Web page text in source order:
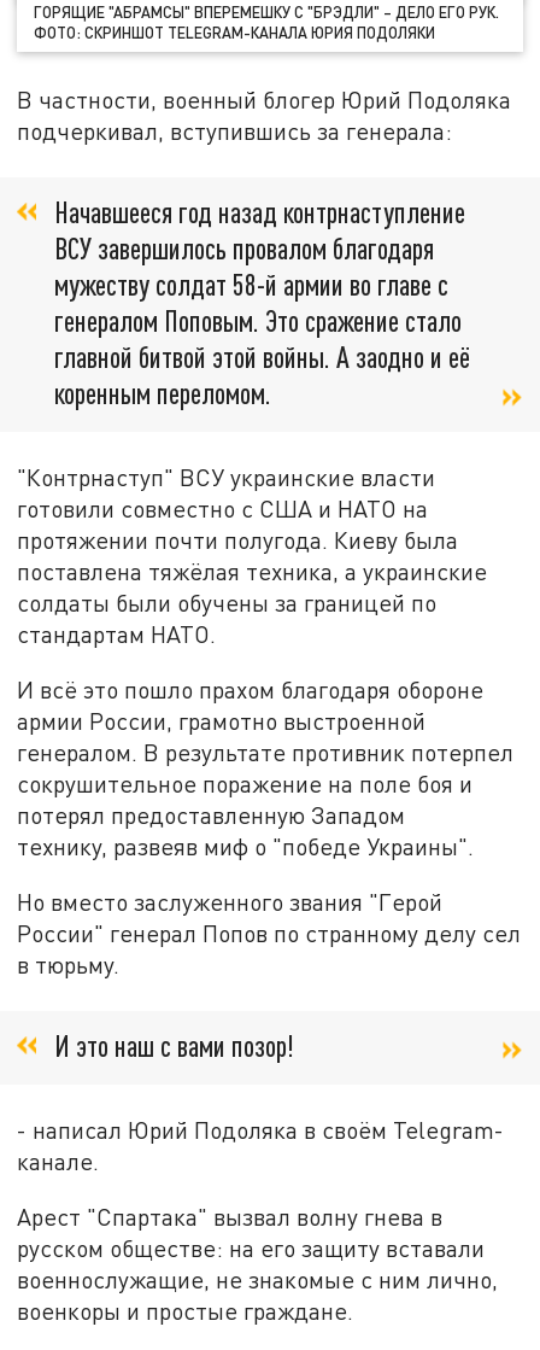
ГОРЯЩИЕ "АБРАМСЫ" ВПЕРЕМЕШКУ С "БРЭДЛИ" – ДЕЛО ЕГО РУК.
ФОТО: СКРИНШОТ TELEGRAM-КАНАЛА ЮРИЯ ПОДОЛЯКИ
В частности, военный блогер Юрий Подоляка
подчеркивал, вступившись за генерала:
Начавшееся год назад контрнаступление
ВСУ завершилось провалом благодаря
мужеству солдат 58-й армии во главе с
генералом Поповым. Это сражение стало
главной битвой этой войны. А заодно и её
коренным переломом.
"Контрнаступ" ВСУ украинские власти
готовили совместно с США и НАТО на
протяжении почти полугода. Киеву была
поставлена тяжёлая техника, а украинские
солдаты были обучены за границей по
стандартам НАТО.
И всё это пошло прахом благодаря обороне
армии России, грамотно выстроенной
генералом. В результате противник потерпел
сокрушительное поражение на поле боя и
потерял предоставленную Западом
технику, развеяв миф о "победе Украины".
Но вместо заслуженного звания "Герой
России" генерал Попов по странному делу сел
в тюрьму.
И это наш с вами позор!
- написал Юрий Подоляка в своём Telegram-
канале.
Арест "Спартака" вызвал волну гнева в
русском обществе: на его защиту вставали
военнослужащие, не знакомые с ним лично,
военкоры и простые граждане.